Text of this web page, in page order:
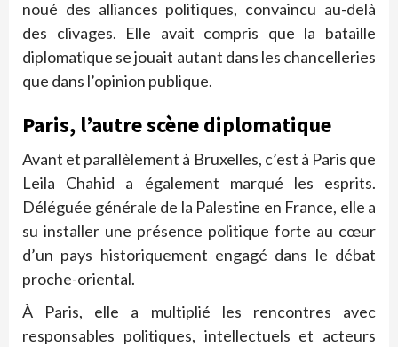
noué des alliances politiques, convaincu au-delà
des clivages. Elle avait compris que la bataille
diplomatique se jouait autant dans les chancelleries
que dans l’opinion publique.
Paris, l’autre scène diplomatique
Avant et parallèlement à Bruxelles, c’est à Paris que
Leila Chahid a également marqué les esprits.
Déléguée générale de la Palestine en France, elle a
su installer une présence politique forte au cœur
d’un pays historiquement engagé dans le débat
proche-oriental.
À Paris, elle a multiplié les rencontres avec
responsables politiques, intellectuels et acteurs